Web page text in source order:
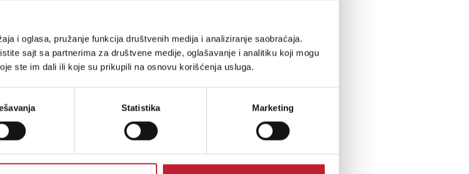
i oglasa, pružanje funkcija društvenih medija i analiziranje saobraćaja.
sajt sa partnerima za društvene medije, oglašavanje i analitiku koji mogu
ste im dali ili koje su prikupili na osnovu korišćenja usluga.
Statistika Marketing
Pioneer HDJ-HC02